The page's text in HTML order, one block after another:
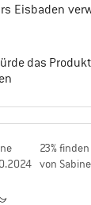
Eisbaden
das
23%
von